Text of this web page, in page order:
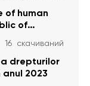
of human
of
16 скачиваний
drepturilor
2023